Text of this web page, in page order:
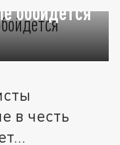
обойдется
в честь